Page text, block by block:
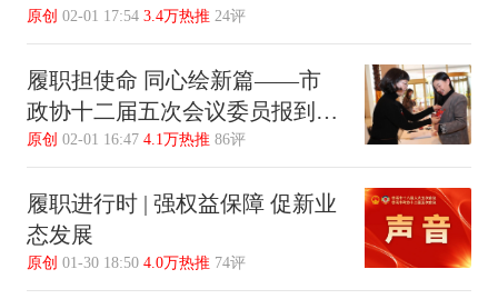
原创 02-01 17:54 3.4万热推 24评
履职担使命 同心绘新篇——市
政协十二届五次会议委员报到侧
记
原创 02-01 16:47 4.1万热推 86评
履职进行时 | 强权益保障 促新业
态发展
原创 01-30 18:50 4.0万热推 74评